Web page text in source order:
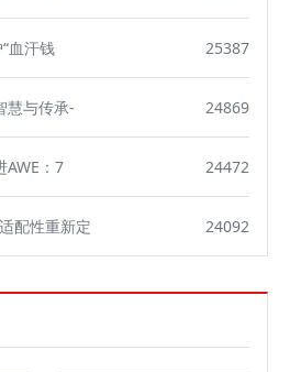
血汗钱 25387
慧与传承- 24869
AWE：7 24472
配性重新定 24092